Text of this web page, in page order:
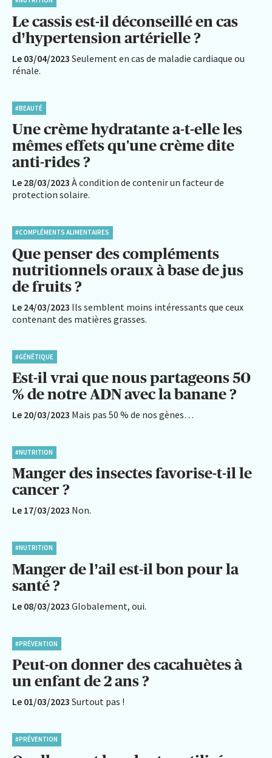
Le cassis est-il déconseillé en cas
d’hypertension artérielle ?
Le 03/04/2023 Seulement en cas de maladie cardiaque ou
rénale.
#BEAUTÉ
Une crème hydratante a-t-elle les
mêmes effets qu'une crème dite
anti-rides ?
Le 28/03/2023 À condition de contenir un facteur de
protection solaire.
#COMPLÉMENTS ALIMENTAIRES
Que penser des compléments
nutritionnels oraux à base de jus
de fruits ?
Le 24/03/2023 Ils semblent moins intéressants que ceux
contenant des matières grasses.
#GÉNÉTIQUE
Est-il vrai que nous partageons 50
% de notre ADN avec la banane ?
Le 20/03/2023 Mais pas 50 % de nos gènes…
#NUTRITION
Manger des insectes favorise-t-il le
cancer ?
Le 17/03/2023 Non.
#NUTRITION
Manger de l’ail est-il bon pour la
santé ?
Le 08/03/2023 Globalement, oui.
#PRÉVENTION
Peut-on donner des cacahuètes à
un enfant de 2 ans ?
Le 01/03/2023 Surtout pas !
#PRÉVENTION